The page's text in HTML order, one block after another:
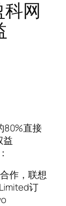
网
80%直接
益
作，联想
订